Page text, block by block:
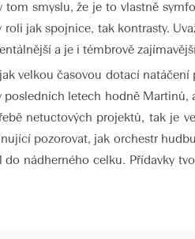
smyslu, že je to vlastně
jak spojnice, tak kontrasty.
a je i témbrově
velkou časovou dotací natáčení
letech hodně Martinů,
netuctových projektů, tak je
pozorovat, jak orchestr
nádherného celku. Přídavky